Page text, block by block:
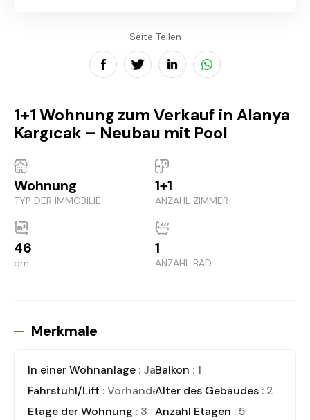
Seite Teilen
1+1 Wohnung zum Verkauf in Alanya
Kargıcak – Neubau mit Pool
Wohnung
TYP DER IMMOBILIE
1+1
ANZAHL ZIMMER
46
qm
1
ANZAHL BAD
Merkmale
In einer Wohnanlage : JaBalkon : 1
Fahrstuhl/Lift : VorhandenAlter des Gebäudes : 2
Etage der Wohnung : 3 Anzahl Etagen : 5